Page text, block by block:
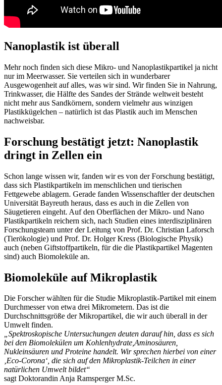
Nanoplastik ist überall
Mehr noch finden sich diese Mikro- und Nanoplastikpartikel ja nicht
nur im Meerwasser. Sie verteilen sich in wunderbarer
Ausgewogenheit auf alles, was wir sind. Wir finden Sie in Nahrung,
Trinkwasser, die Hälfte des Sandes der Strände weltweit besteht
nicht mehr aus Sandkörnern, sondern vielmehr aus winzigen
Plastikkügelchen – natürlich ist das Plastik auch im Menschen
nachweisbar.
Forschung bestätigt jetzt: Nanoplastik
dringt in Zellen ein
Schon lange wissen wir, fanden wir es von der Forschung bestätigt,
dass sich Plastikpartikeln im menschlichen und tierischen
Fettgewebe ablagern. Gerade fanden Wissenschaftler der deutschen
Universität Bayreuth heraus, dass es auch in die Zellen von
Säugetieren eingeht. Auf den Oberflächen der Mikro- und Nano
Plastikpartikeln reichern sich, nach Studien eines interdisziplinären
Forschungsteam unter der Leitung von Prof. Dr. Christian Laforsch
(Tierökologie) und Prof. Dr. Holger Kress (Biologische Physik)
auch (neben Giftstoffpartikeln, für die die Plastikpartikel Magenten
sind) auch Biomoleküle an.
Biomoleküle auf Mikroplastik
Die Forscher wählten für die Studie Mikroplastik-Partikel mit einem
Durchmesser von etwa drei Mikrometern. Das ist die
Durchschnittsgröße der Mikropartikel, die wir auch überall in der
Umwelt finden.
„Spektroskopische Untersuchungen deuten darauf hin, dass es sich
bei den Biomolekülen um Kohlenhydrate,Aminosäuren,
Nukleinsäuren und Proteine handelt. Wir sprechen hierbei von einer
‚Eco-Corona‘, die sich auf den Mikroplastik-Teilchen in einer
natürlichen Umwelt bildet“
sagt Doktorandin Anja Ramsperger M.Sc.